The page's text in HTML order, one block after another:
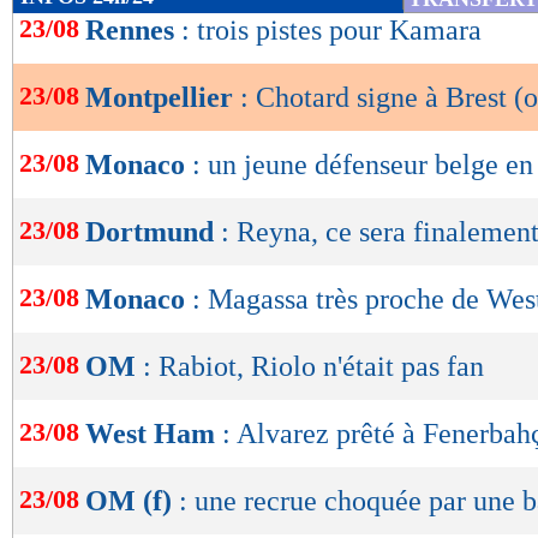
de
OK
23/08 Rennes : trois pistes pour Kamara
23/08 Montpellier : Chotard signe à Brest
23/08 Monaco : un jeune défenseur belge
23/08 Dortmund : Reyna, ce sera
23/08 Monaco : Magassa très proche de
23/08 OM : Rabiot, Riolo n'était pas fan
23/08 West Ham : Alvarez prêté à
23/08 OM (f) : une recrue choquée par une